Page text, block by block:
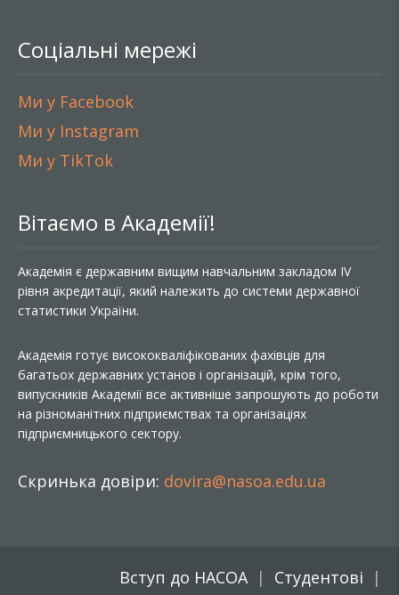
Соціальні мережі
Ми у Facebook
Ми у Instagram
Ми у TikTok
Вітаємо в Академії!
Академія є державним вищим навчальним закладом IV
рівня акредитації, який належить до системи державної
статистики України.
Академія готує висококваліфікованих фахівців для
багатьох державних установ і організацій, крім того,
випускників Академії все активніше запрошують до роботи
на різноманітних підприємствах та організаціях
підприємницького сектору.
Скринька довіри: dovira@nasoa.edu.ua
Вступ до НАСОА
Студентові